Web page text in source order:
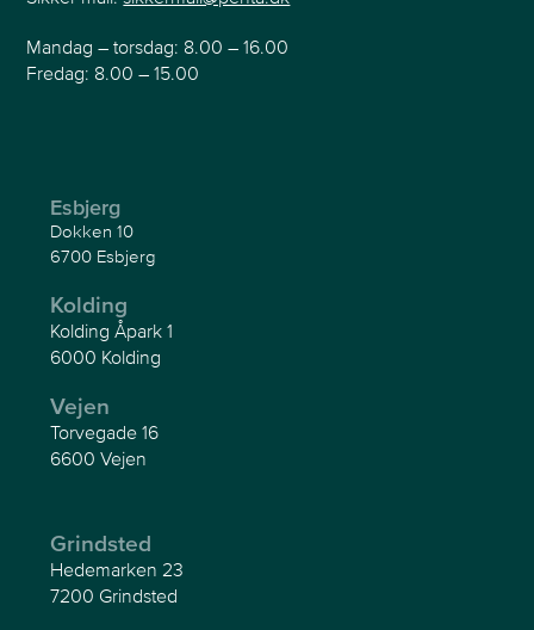
Mandag – torsdag: 8.00 – 16.00
Fredag: 8.00 – 15.00
Esbjerg
Dokken 10
6700 Esbjerg
Kolding
Kolding Åpark 1
6000 Kolding
Vejen
Torvegade 16
6600 Vejen
Grindsted
Hedemarken 23
7200 Grindsted